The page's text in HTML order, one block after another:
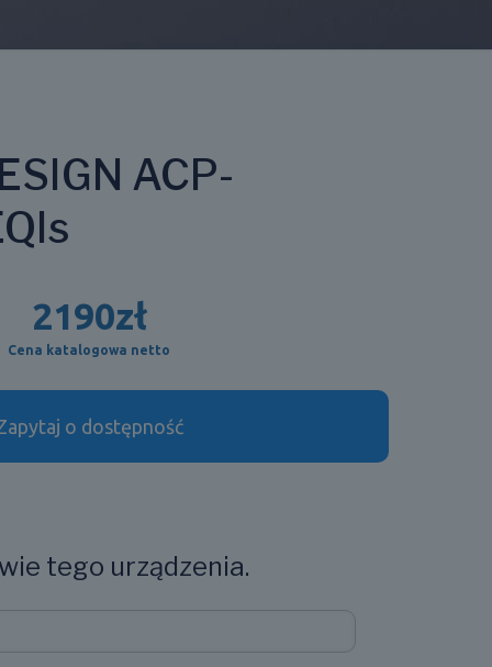
ACP-
2190zł
Cena katalogowa netto
o dostępność
tego urządzenia.